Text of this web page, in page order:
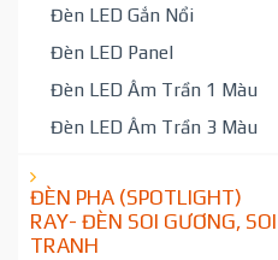
Đèn LED Gắn Nổi
Đèn LED Panel
Đèn LED Âm Trần 1 Màu
Đèn LED Âm Trần 3 Màu
ĐÈN PHA (SPOTLIGHT)
RAY- ĐÈN SOI GƯƠNG, SOI
TRANH